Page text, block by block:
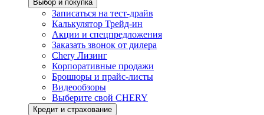
Выбор и покупка
Записаться на тест-драйв
Калькулятор Трейд-ин
Акции и спецпредложения
Заказать звонок от дилера
Chery Лизинг
Корпоративные продажи
Брошюры и прайс-листы
Видеообзоры
Выберите свой CHERY
Кредит и страхование